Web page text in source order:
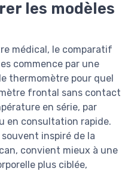
les modèles
médical, le comparatif
commence par une
thermomètre pour quel
frontal sans contact
en série, par
en consultation rapide.
inspiré de la
convient mieux à une
plus ciblée,